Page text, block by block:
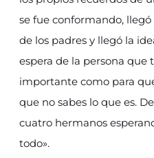
se fue conformando,
de los padres y llegó la
espera de la persona que
importante como para
que no sabes lo que es.
cuatro hermanos
todo».